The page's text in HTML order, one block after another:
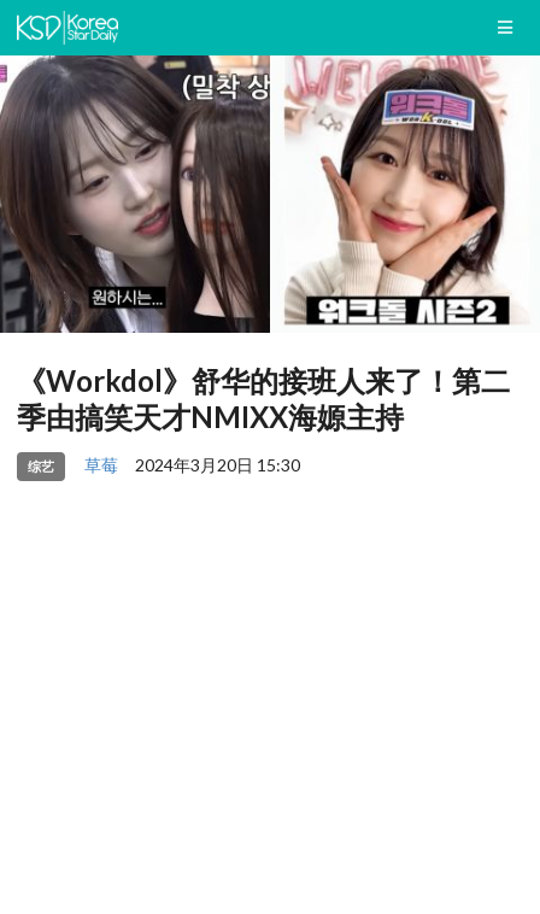
《Workdol》舒华的接班人来了！第二
季由搞笑天才NMIXX海嫄主持
综艺 草莓 2024年3月20日 15:30